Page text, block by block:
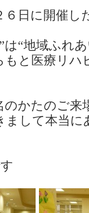
６日に開催し
は“地域ふれ
もと医療リハ
のかたのご来
まして本当